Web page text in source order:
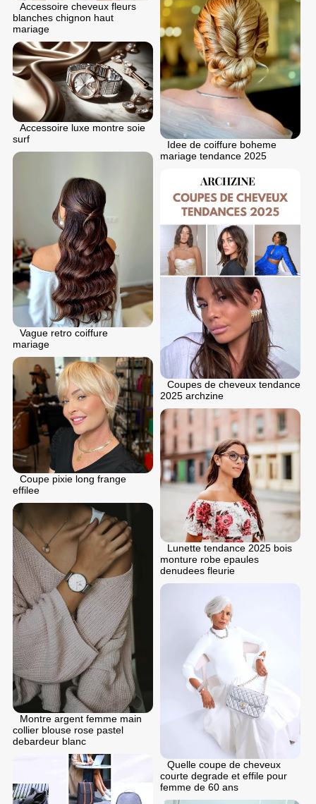
Accessoire cheveux fleurs
blanches chignon haut
mariage
Idee de coiffure boheme
mariage tendance 2025
Accessoire luxe montre soie
surf
Vague retro coiffure
mariage
Coupes de cheveux tendance
2025 archzine
Coupe pixie long frange
effilee
Lunette tendance 2025 bois
monture robe epaules
denudees fleurie
Montre argent femme main
collier blouse rose pastel
debardeur blanc
Quelle coupe de cheveux
courte degrade et effile pour
femme de 60 ans